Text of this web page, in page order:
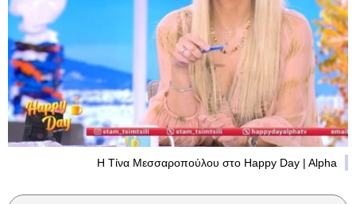
Η Τίνα Μεσσαροπούλου στο Happy Day | Alpha